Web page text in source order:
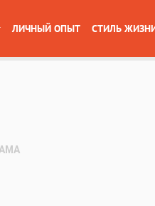
ЛИЧНЫЙ ОПЫТ СТИЛЬ